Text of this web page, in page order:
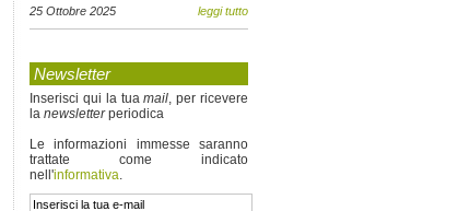
25 Ottobre 2025 leggi tutto
Newsletter
Inserisci qui la tuamail, per ricevere
la newsletterperiodica
Le informazioni immesse saranno
trattate come indicato
nell'informativa.